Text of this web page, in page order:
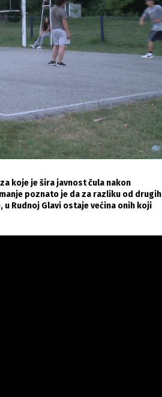
koje je šira javnost čula nakon
poznato je da za razliku od drugih
Rudnoj Glavi ostaje većina onih koji